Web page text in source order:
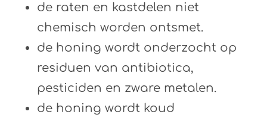
de raten en kastdelen niet
chemisch worden ontsmet.
de honing wordt onderzocht op
residuen van antibiotica,
pesticiden en zware metalen.
de honing wordt koud